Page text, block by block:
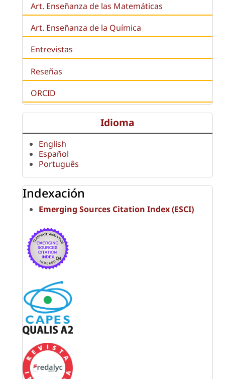
Art. Enseñanza de las Matemáticas
Art. Enseñanza de la Química
Entrevistas
Reseñas
ORCID
Idioma
English
Español
Português
Indexación
Emerging Sources Citation Index (ESCI)